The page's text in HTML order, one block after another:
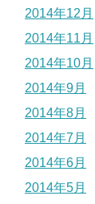
2014年12月
2014年11月
2014年10月
2014年9月
2014年8月
2014年7月
2014年6月
2014年5月